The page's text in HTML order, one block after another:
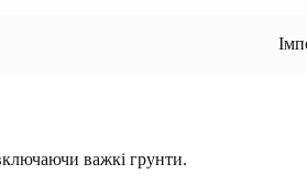
важкі грунти.